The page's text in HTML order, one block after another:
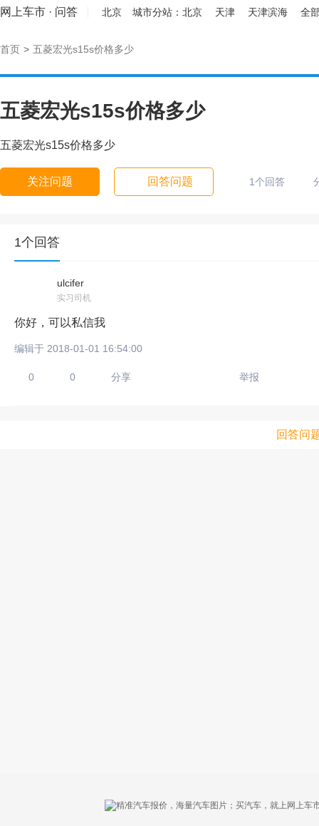
网上车市 · 问答 北京 城市分站： 北京 天津 天津滨海 全
首页 > 五菱宏光s15s价格多少
五菱宏光s15s价格多少
五菱宏光s15s价格多少
关注问题 回答问题 1个回答
1个回答
ulcifer
实习司机
你好，可以私信我
编辑于 2018-01-01 16:54:00
0 0 分享 举报
回答问